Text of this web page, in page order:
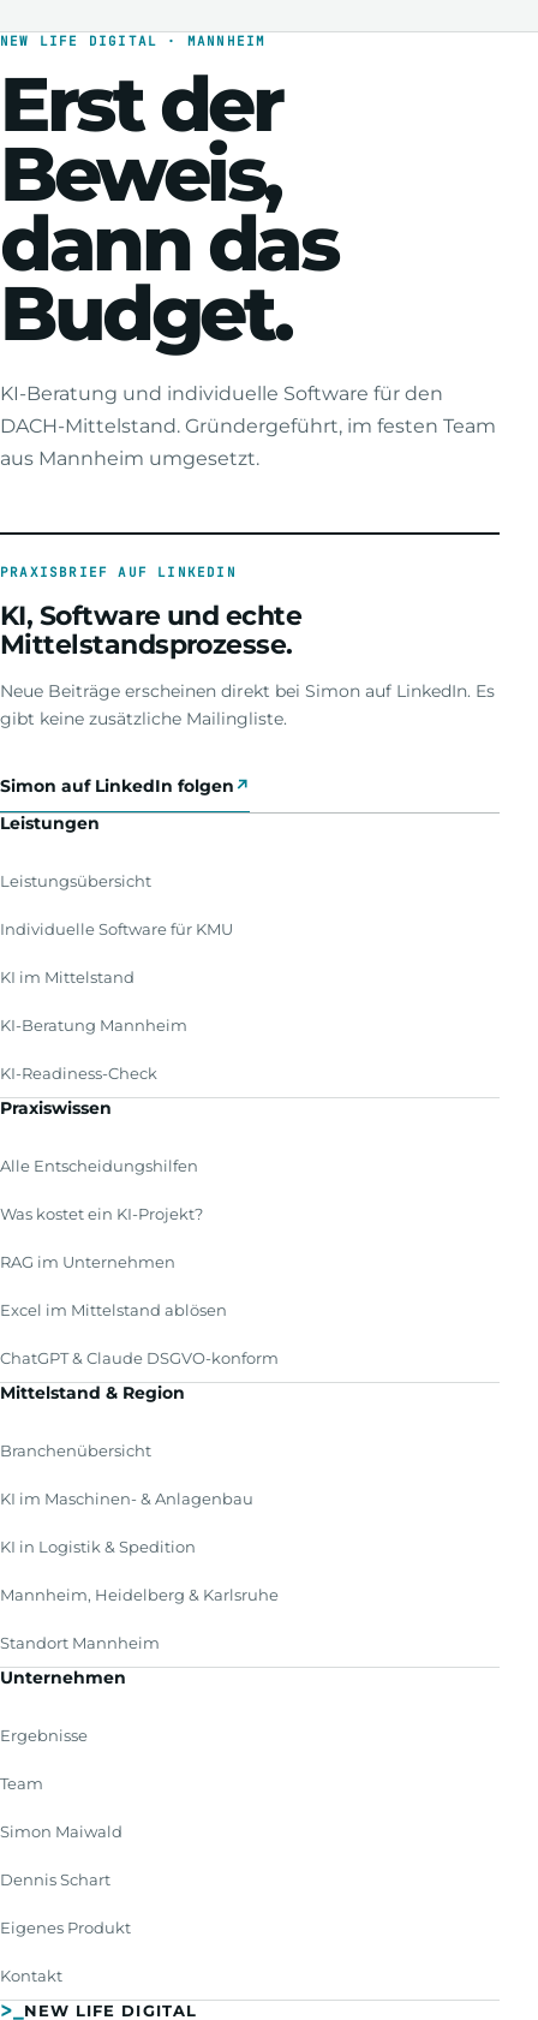
NEW LIFE DIGITAL · MANNHEIM
Erst der
Beweis,
dann das
Budget.
KI-Beratung und individuelle Software für den
DACH-Mittelstand. Gründergeführt, im festen Team
aus Mannheim umgesetzt.
PRAXISBRIEF AUF LINKEDIN
KI, Software und echte
Mittelstandsprozesse.
Neue Beiträge erscheinen direkt bei Simon auf LinkedIn. Es
gibt keine zusätzliche Mailingliste.
Simon auf LinkedIn folgen↗
Leistungen
Leistungsübersicht
Individuelle Software für KMU
KI im Mittelstand
KI-Beratung Mannheim
KI-Readiness-Check
Praxiswissen
Alle Entscheidungshilfen
Was kostet ein KI-Projekt?
RAG im Unternehmen
Excel im Mittelstand ablösen
ChatGPT & Claude DSGVO-konform
Mittelstand & Region
Branchenübersicht
KI im Maschinen- & Anlagenbau
KI in Logistik & Spedition
Mannheim, Heidelberg & Karlsruhe
Standort Mannheim
Unternehmen
Ergebnisse
Team
Simon Maiwald
Dennis Schart
Eigenes Produkt
Kontakt
>_NEW LIFE DIGITAL